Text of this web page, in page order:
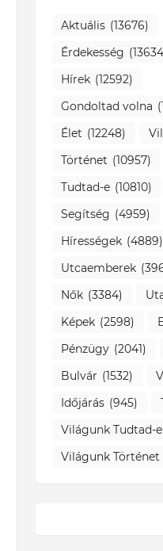
Aktuális (13676)
Érdekesség
Hírek (12592)
Gondoltad volna
Élet (12248)
Történet (10957)
Tudtad-e (10810)
Segítség (4959)
Hírességek (4889)
Utcaemberek
Nők (3384)
Képek (2598)
Pénzügy (2041)
Bulvár (1532)
Időjárás (945)
Világunk Tudtad-e
Világunk Történet